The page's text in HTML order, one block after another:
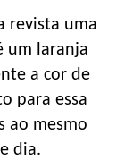
revista uma
um laranja
a cor de
para essa
ao mesmo
dia.